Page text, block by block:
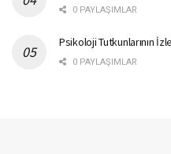
0 PAYLAŞIMLAR
Psikoloji Tutkunlarının
0 PAYLAŞIMLAR